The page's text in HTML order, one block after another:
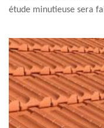
étude minutieuse sera